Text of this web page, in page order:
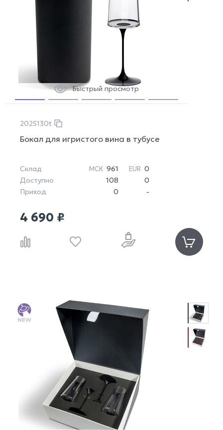
Быстрый просмотр
2025130t
Бокал для игристого вина в тубусе
Склад МСК 961 EUR 0
Доступно
108
0
Приход
0 -
4 690 ₽